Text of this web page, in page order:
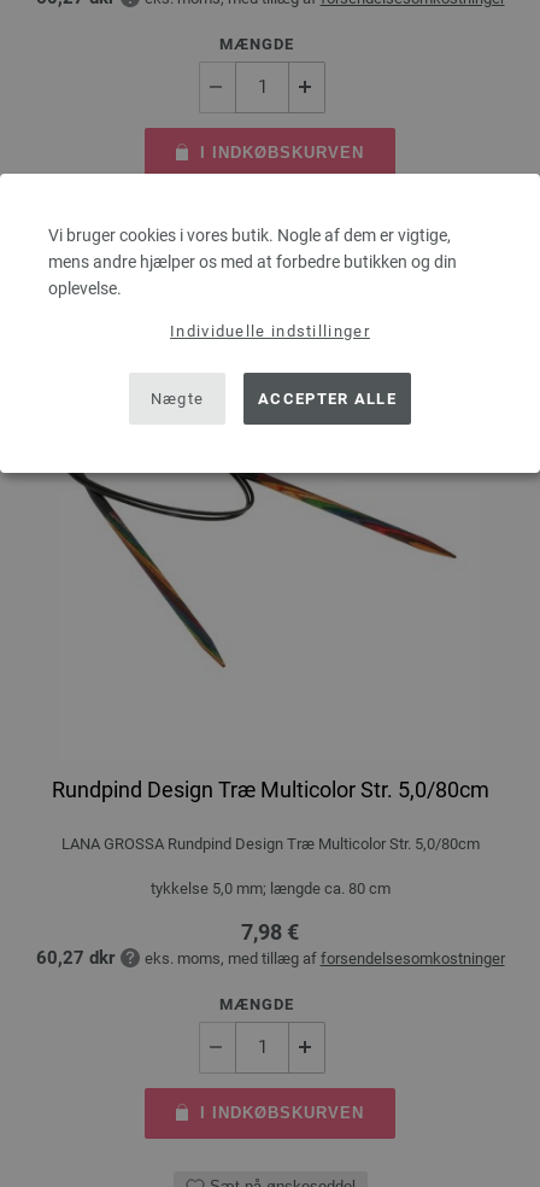
Vi bruger cookies i vores butik. Nogle af dem er vigtige,
mens andre hjælper os med at forbedre butikken og din
oplevelse.
Individuelle indstillinger
Nægte ACCEPTER ALLE
MÆNGDE
I INDKØBSKURVEN
Sæt på ønskeseddel
Rundpind Design Træ Multicolor Str. 5,0/80cm
LANA GROSSA Rundpind Design Træ Multicolor Str. 5,0/80cm
tykkelse 5,0 mm; længde ca. 80 cm
7,98 €
60,27 dkr eks. moms, med tillæg af forsendelsesomkostninger
MÆNGDE
I INDKØBSKURVEN